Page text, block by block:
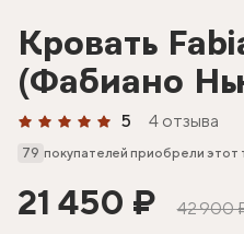
Кровать
(Фабиано
5 4 отзыва
79 покупателей приобрели этот
21 450 ₽ 42 900